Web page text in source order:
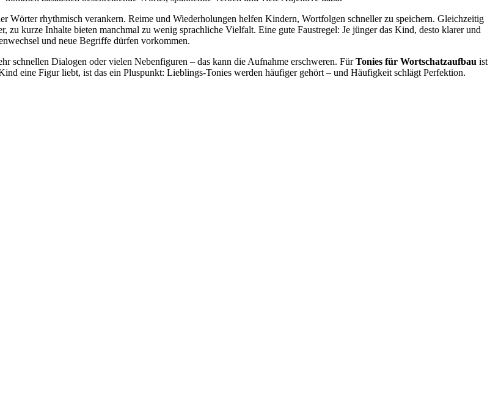
Wörter rhythmisch verankern. Reime und Wiederholungen helfen Kindern, Wortfolgen schneller zu speichern. Gleichzeitig
zu kurze Inhalte bieten manchmal zu wenig sprachliche Vielfalt. Eine gute Faustregel: Je jünger das Kind, desto klarer und
und neue Begriffe dürfen vorkommen.
schnellen Dialogen oder vielen Nebenfiguren – das kann die Aufnahme erschweren. FürTonies für Wortschatzaufbau ist
eine Figur liebt, ist das ein Pluspunkt: Lieblings-Tonies werden häufiger gehört – und Häufigkeit schlägt Perfektion.